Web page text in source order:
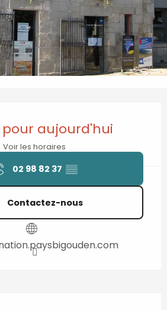
pour aujourd'hui
Voir les horaires
02 98 82 37 ▒▒
Contactez-nous